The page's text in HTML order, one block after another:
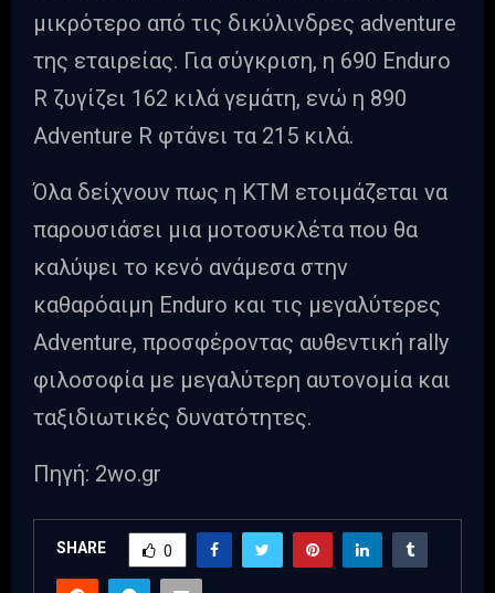
μικρότερο από τις δικύλινδρες adventure
της εταιρείας. Για σύγκριση, η 690 Enduro
R ζυγίζει 162 κιλά γεμάτη, ενώ η 890
Adventure R φτάνει τα 215 κιλά.
Όλα δείχνουν πως η KTM ετοιμάζεται να
παρουσιάσει μια μοτοσυκλέτα που θα
καλύψει το κενό ανάμεσα στην
καθαρόαιμη Enduro και τις μεγαλύτερες
Adventure, προσφέροντας αυθεντική rally
φιλοσοφία με μεγαλύτερη αυτονομία και
ταξιδιωτικές δυνατότητες.
Πηγή: 2wo.gr
SHARE 0